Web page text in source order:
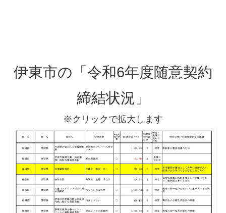
伊東市の「令和6年度随意契約
締結状況」
※クリックで拡大します